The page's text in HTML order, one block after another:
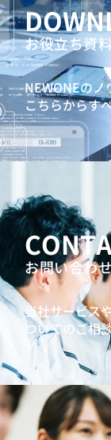
お役立ち資
NEWONEの
こちらからす
お問い合わ
当社サービス
ついてのご相